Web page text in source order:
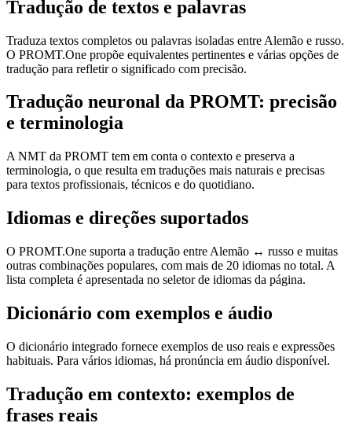
Tradução de textos e palavras
Traduza textos completos ou palavras isoladas entre Alemão e russo.
O PROMT.One propõe equivalentes pertinentes e várias opções de
tradução para refletir o significado com precisão.
Tradução neuronal da PROMT: precisão
e terminologia
A NMT da PROMT tem em conta o contexto e preserva a
terminologia, o que resulta em traduções mais naturais e precisas
para textos profissionais, técnicos e do quotidiano.
Idiomas e direções suportados
O PROMT.One suporta a tradução entre Alemão ↔ russo e muitas
outras combinações populares, com mais de 20 idiomas no total. A
lista completa é apresentada no seletor de idiomas da página.
Dicionário com exemplos e áudio
O dicionário integrado fornece exemplos de uso reais e expressões
habituais. Para vários idiomas, há pronúncia em áudio disponível.
Tradução em contexto: exemplos de
frases reais